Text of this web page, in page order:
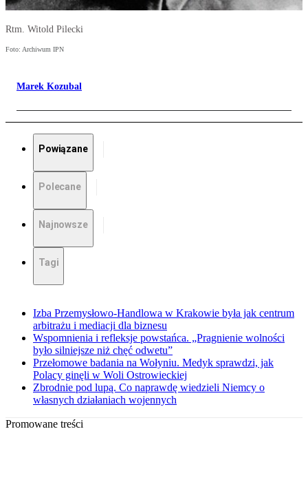
Rtm. Witold Pilecki
Foto: Archiwum IPN
Marek Kozubal
Powiązane
Polecane
Najnowsze
Tagi
Izba Przemysłowo-Handlowa w Krakowie była jak centrum
arbitrażu i mediacji dla biznesu
Wspomnienia i refleksje powstańca. „Pragnienie wolności
było silniejsze niż chęć odwetu”
Przełomowe badania na Wołyniu. Medyk sprawdzi, jak
Polacy ginęli w Woli Ostrowieckiej
Zbrodnie pod lupą. Co naprawdę wiedzieli Niemcy o
własnych działaniach wojennych
Promowane treści